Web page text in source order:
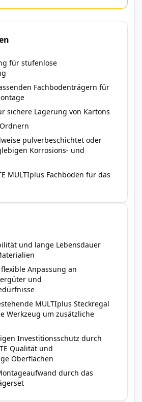
für stufenlose
Fachbodenträgern für
sichere Lagerung von Kartons
pulverbeschichtet oder
Korrosions- und
MULTIplus Fachboden für das
und lange Lebensdauer
Anpassung an
und
MULTIplus Steckregal
Werkzeug um zusätzliche
Investitionsschutz durch
Qualität und
Oberflächen
durch das